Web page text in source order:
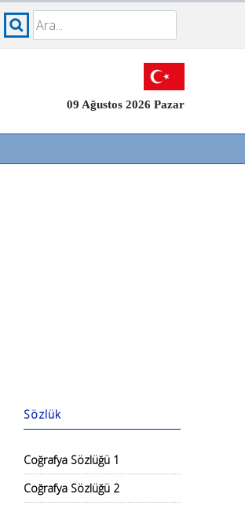
09 Ağustos 2026 Pazar
Sözlük
Coğrafya Sözlüğü 1
Coğrafya Sözlüğü 2